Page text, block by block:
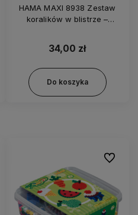
HAMA MAXI 8938 Zestaw
koralików w blistrze –
34,00 zł
Do koszyka
Do